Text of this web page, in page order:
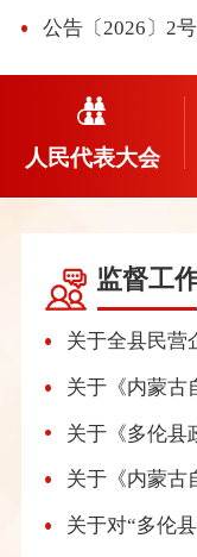
公告〔2026〕2号
人民代表大会
监督工